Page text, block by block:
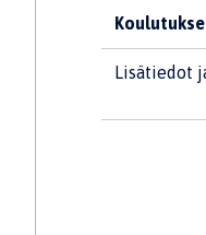
Lisätiedot